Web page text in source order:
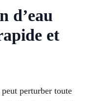
d’eau
et
perturber toute